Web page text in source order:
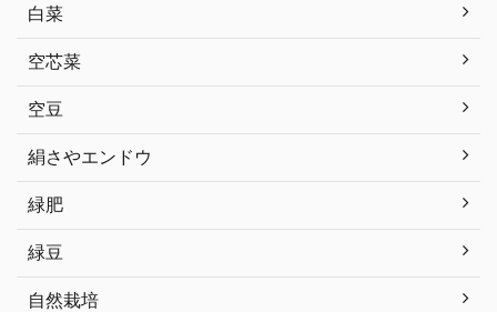
白菜
空芯菜
空豆
絹さやエンドウ
緑肥
緑豆
自然栽培